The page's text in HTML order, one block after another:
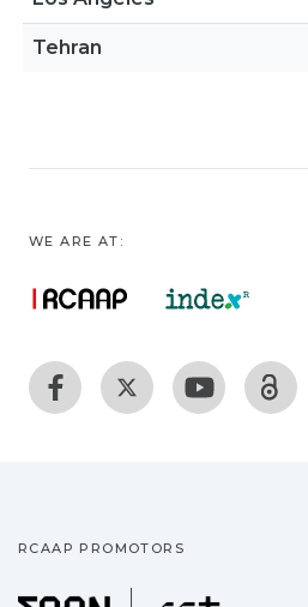
Tehran
WE ARE AT:
RCAAP PROMOTORS